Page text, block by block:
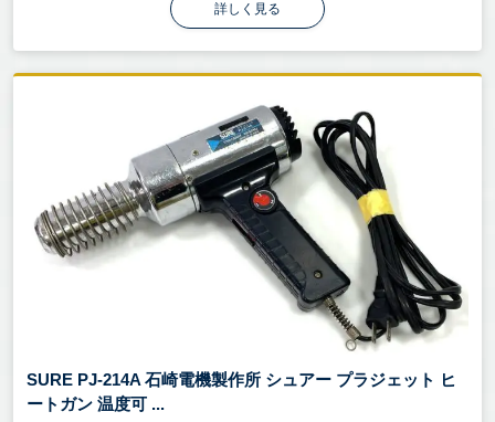
詳しく見る
SURE PJ-214A 石崎電機製作所 シュアー プラジェット ヒ
ートガン 温度可 ...